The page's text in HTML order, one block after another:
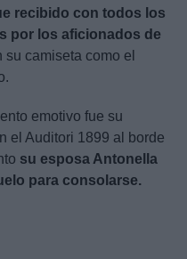
recibido con todos los
por los aficionados de
su camiseta como el
emotivo fue su
el Auditori 1899 al borde
su esposa Antonella
para consolarse.